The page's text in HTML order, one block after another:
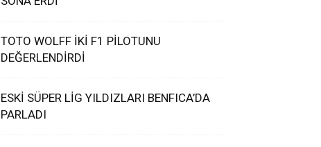
TOTO WOLFF İKİ F1 PİLOTUNU
DEĞERLENDİRDİ
ESKİ SÜPER LİG YILDIZLARI BENFICA’DA
PARLADI